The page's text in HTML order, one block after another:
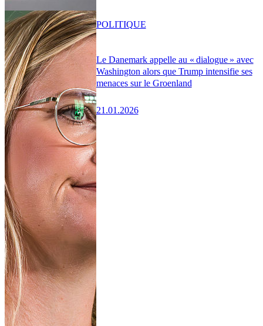
Le Danemark appelle au « dialogue » avec
Washington alors que Trump intensifie ses
menaces sur le Groenland
21.01.2026
POLITIQUE